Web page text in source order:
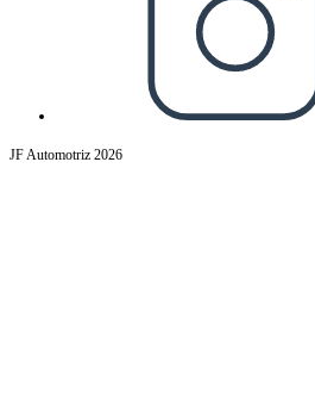
JF Automotriz 2026